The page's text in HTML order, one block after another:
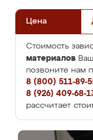
Цена
Стоимость
материалов
позвоните нам
8 (800) 511-89-
8 (926) 409-68-
рассчитает